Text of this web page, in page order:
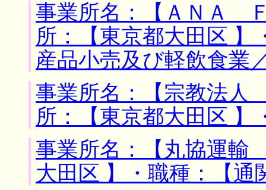
事業所名：【ＡＮＡ
所：【東京都大田区
産品小売及び軽飲食
事業所名：【宗教法人
所：【東京都大田区
事業所名：【丸協運輸
大田区 】・職種：【